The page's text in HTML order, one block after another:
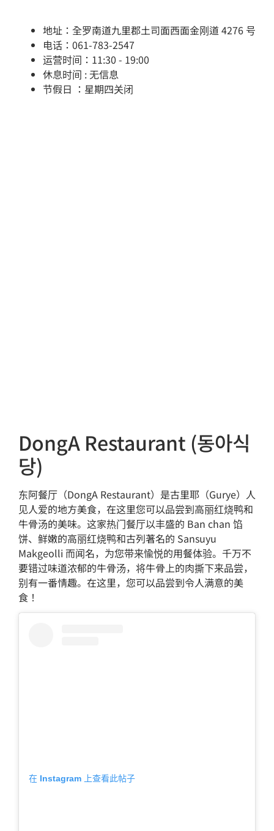
地址：全罗南道九里郡土司面西面金刚道 4276 号
电话：061-783-2547
运营时间：11:30 - 19:00
休息时间 : 无信息
节假日 ：星期四关闭
DongA Restaurant (동아식
당)
东阿餐厅（DongA Restaurant）是古里耶（Gurye）人
见人爱的地方美食，在这里您可以品尝到高丽红烧鸭和
牛骨汤的美味。这家热门餐厅以丰盛的 Ban chan 馅
饼、鲜嫩的高丽红烧鸭和古列著名的 Sansuyu
Makgeolli 而闻名，为您带来愉悦的用餐体验。千万不
要错过味道浓郁的牛骨汤，将牛骨上的肉撕下来品尝，
别有一番情趣。在这里，您可以品尝到令人满意的美
食！
在 Instagram 上查看此帖子